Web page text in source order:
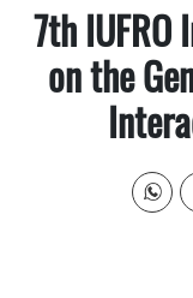
7th
on the